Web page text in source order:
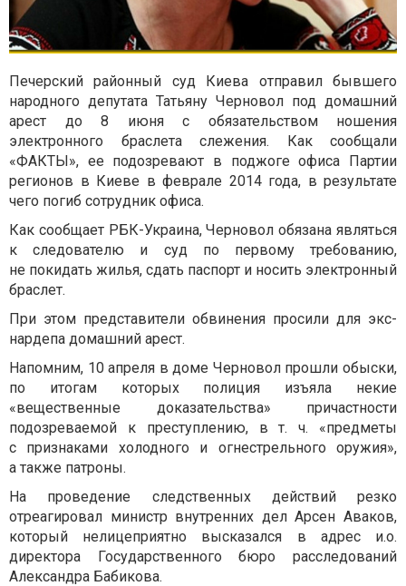
Печерский районный суд Киева отправил бывшего
народного депутата Татьяну Черновол под домашний
арест до 8 июня с обязательством ношения
электронного браслета слежения. Как сообщали
«ФАКТЫ», ее подозревают в поджоге офиса Партии
регионов в Киеве в феврале 2014 года, в результате
чего погиб сотрудник офиса.
Как сообщает РБК-Украина, Черновол обязана являться
к следователю и суд по первому требованию,
не покидать жилья, сдать паспорт и носить электронный
браслет.
При этом представители обвинения просили для экс-
нардепа домашний арест.
Напомним, 10 апреля в доме Черновол прошли обыски,
по итогам которых полиция изъяла некие
«вещественные доказательства» причастности
подозреваемой к преступлению, в т. ч. «предметы
с признаками холодного и огнестрельного оружия»,
а также патроны.
На проведение следственных действий резко
отреагировал министр внутренних дел Арсен Аваков,
который нелицеприятно высказался в адрес и.о.
директора Государственного бюро расследований
Александра Бабикова.